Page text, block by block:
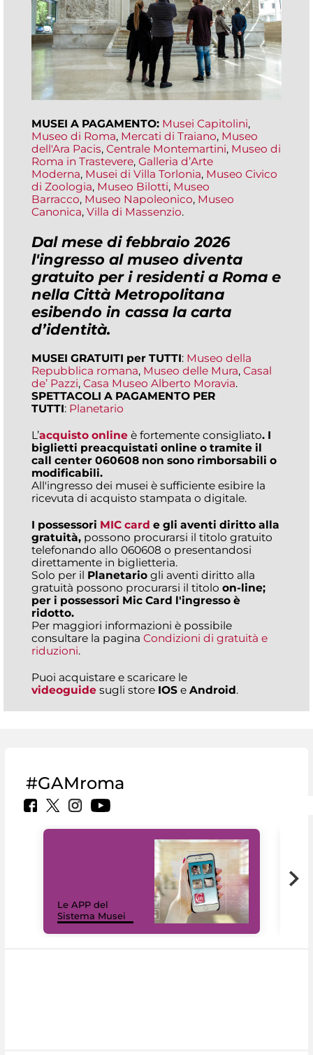
MUSEI A PAGAMENTO: Musei Capitolini,
Museo di Roma, Mercati di Traiano, Museo
dell'Ara Pacis, Centrale Montemartini, Museo di
Roma in Trastevere, Galleria d’Arte
Moderna, Musei di Villa Torlonia, Museo Civico
di Zoologia, Museo Bilotti, Museo
Barracco, Museo Napoleonico, Museo
Canonica, Villa di Massenzio.
Dal mese di febbraio 2026
l'ingresso al museo diventa
gratuito per i residenti a Roma e
nella Città Metropolitana
esibendo in cassa la carta
d’identità.
MUSEI GRATUITI per TUTTI: Museo della
Repubblica romana, Museo delle Mura, Casal
de’ Pazzi, Casa Museo Alberto Moravia.
SPETTACOLI A PAGAMENTO PER
TUTTI: Planetario
L’acquisto online è fortemente consigliato. I
biglietti preacquistati online o tramite il
call center 060608 non sono rimborsabili o
modificabili.
All'ingresso dei musei è sufficiente esibire la
ricevuta di acquisto stampata o digitale.
I possessori MIC card e gli aventi diritto alla
gratuità, possono procurarsi il titolo gratuito
telefonando allo 060608 o presentandosi
direttamente in biglietteria.
Solo per il Planetario gli aventi diritto alla
gratuità possono procurarsi il titolo on-line;
per i possessori Mic Card l'ingresso è
ridotto.
Per maggiori informazioni è possibile
consultare la pagina Condizioni di gratuità e
riduzioni.
Puoi acquistare e scaricare le
videoguide sugli store IOS e Android.
#GAMroma
Le APP del
Sistema Musei